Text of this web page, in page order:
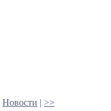
Новости | >>